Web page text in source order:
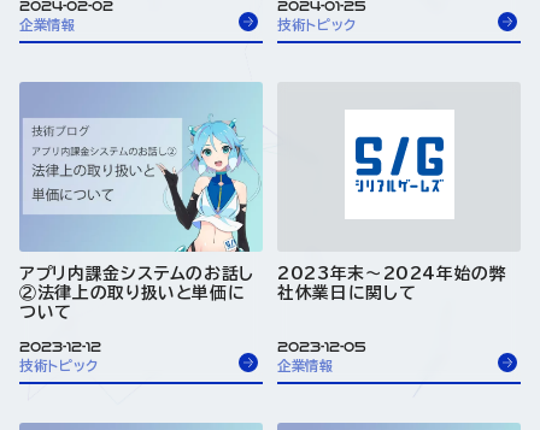
2024-02-02
企業情報
2024-01-25
技術トピック
アプリ内課金システムのお話し
②法律上の取り扱いと単価に
ついて
2023-12-12
技術トピック
2023年末～2024年始の弊
社休業日に関して
2023-12-05
企業情報